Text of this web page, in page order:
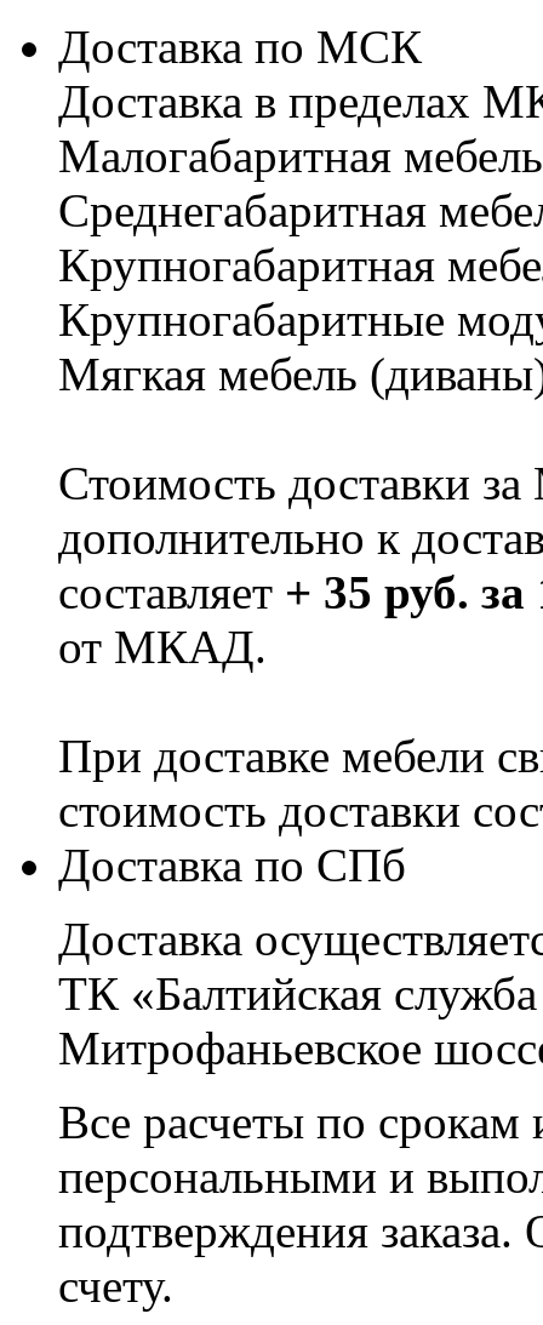
Доставка по МСК
Доставка в пределах
Малогабаритная
Cреднегабаритная
Крупногабаритная
Крупногабаритные
Мягкая мебель
Стоимость доставки
дополнительно к
составляет + 35 руб.
от МКАД.
При доставке мебели
стоимость доставки
Доставка по СПб
Доставка
ТК «Балтийская
Митрофаньевское
Все расчеты по срокам
персональными и
подтверждения заказа.
счету.